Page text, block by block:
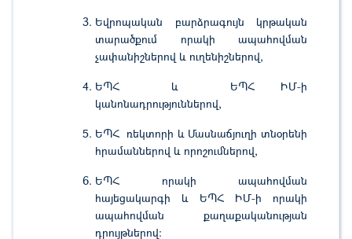
Եվրոպական բարձրագույն կրթական
տարածքում որակի ապահովման
չափանիշներով և ուղենիշներով,
ԵՊՀ և ԵՊՀ ԻՄ-ի
կանոնադրություններով,
ԵՊՀ ռեկտորի և Մասնաճյուղի տնօրենի
հրամաններով և որոշումներով,
ԵՊՀ որակի ապահովման
հայեցակարգի և ԵՊՀ ԻՄ-ի որակի
ապահովման քաղաքականության
դրույթներով: